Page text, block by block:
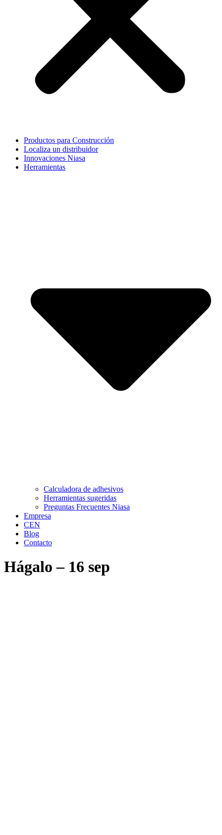
Productos para Construcción
Localiza un distribuidor
Innovaciones Niasa
Herramientas
Calculadora de adhesivos
Herramientas sugeridas
Preguntas Frecuentes Niasa
Empresa
CEN
Blog
Contacto
Hágalo – 16 sep